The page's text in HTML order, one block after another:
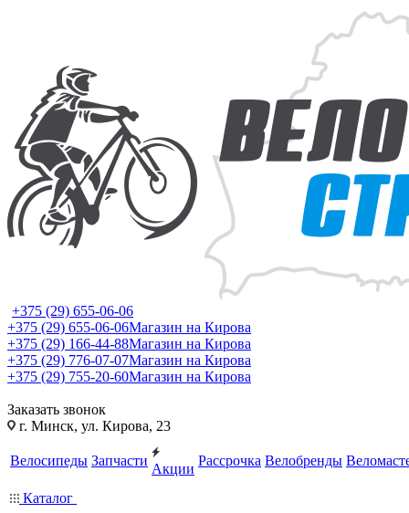
+375 (29) 655-06-06
+375 (29) 655-06-06Магазин на Кирова
+375 (29) 166-44-88Магазин на Кирова
+375 (29) 776-07-07Магазин на Кирова
+375 (29) 755-20-60Магазин на Кирова
Заказать звонок
г. Минск, ул. Кирова, 23
Велосипеды Запчасти
Акции
Рассрочка Велобренды
Каталог